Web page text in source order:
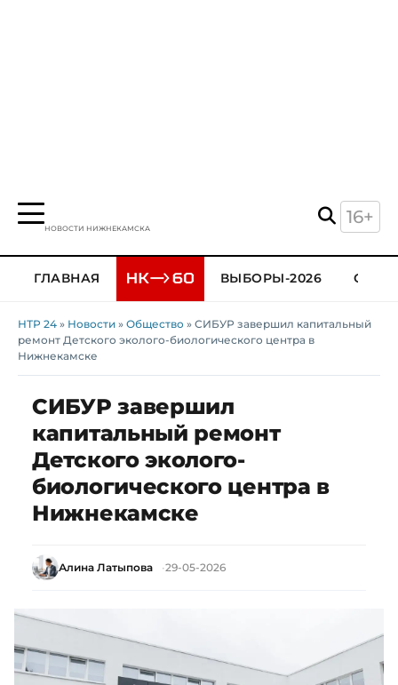
НОВОСТИ НИЖНЕКАМСКА
16+
ГЛАВНАЯ ВЫБОРЫ-2026
НТР 24 » Новости » Общество » СИБУР завершил капитальный
ремонт Детского эколого-биологического центра в
Нижнекамске
СИБУР завершил
капитальный ремонт
Детского эколого-
биологического центра в
Нижнекамске
Алина Латыпова 29-05-2026